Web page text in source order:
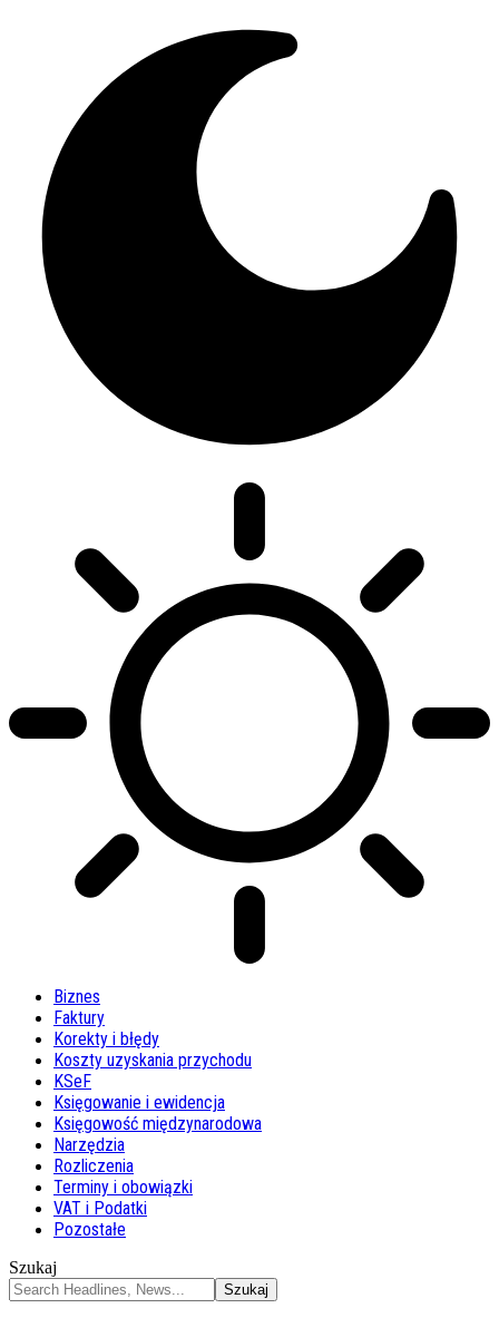
Biznes
Faktury
Korekty i błędy
Koszty uzyskania przychodu
KSeF
Księgowanie i ewidencja
Księgowość międzynarodowa
Narzędzia
Rozliczenia
Terminy i obowiązki
VAT i Podatki
Pozostałe
Szukaj